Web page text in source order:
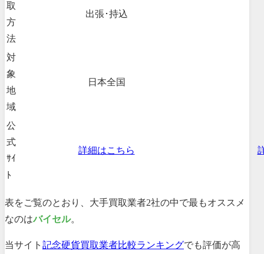
取
方
法
出張･持込
対
象
地
域
日本全国
公
式
ｻｲ
ﾄ
詳細はこちら
表をご覧のとおり、大手買取業者2社の中で最もオススメ
なのはバイセル。
当サイト 記念硬貨買取業者比較ランキングでも評価が高